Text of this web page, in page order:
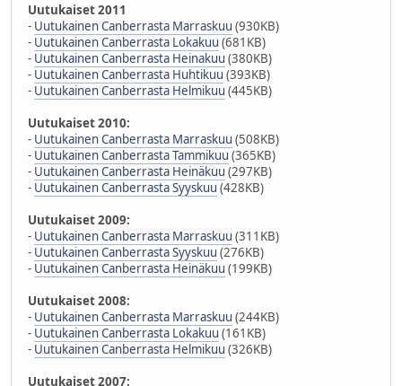
Uutukaiset 2011
- Uutukainen Canberrasta Marraskuu (930KB)
- Uutukainen Canberrasta Lokakuu (681KB)
- Uutukainen Canberrasta Heinakuu (380KB)
- Uutukainen Canberrasta Huhtikuu (393KB)
- Uutukainen Canberrasta Helmikuu (445KB)
Uutukaiset 2010:
- Uutukainen Canberrasta Marraskuu (508KB)
- Uutukainen Canberrasta Tammikuu (365KB)
- Uutukainen Canberrasta Heinäkuu (297KB)
- Uutukainen Canberrasta Syyskuu (428KB)
Uutukaiset 2009:
- Uutukainen Canberrasta Marraskuu (311KB)
- Uutukainen Canberrasta Syyskuu (276KB)
- Uutukainen Canberrasta Heinäkuu (199KB)
Uutukaiset 2008:
- Uutukainen Canberrasta Marraskuu (244KB)
- Uutukainen Canberrasta Lokakuu (161KB)
- Uutukainen Canberrasta Helmikuu (326KB)
Uutukaiset 2007: